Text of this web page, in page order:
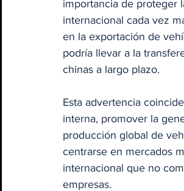
importancia de proteger
internacional cada vez
en la exportación de
podría llevar a la
chinas a largo plazo.
Esta advertencia
interna, promover la
producción global de
centrarse en mercados
internacional que no
empresas.